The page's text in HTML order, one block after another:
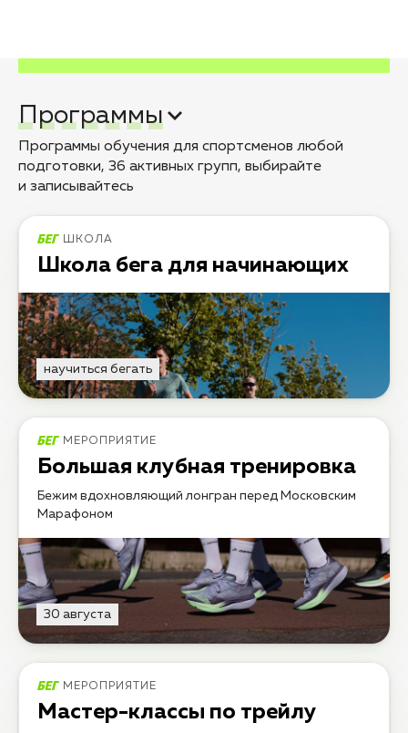
Программы
Программы обучения для спортсменов любой
подготовки, 36 активных групп, выбирайте
и записывайтесь
ШКОЛА
Школа бега для начинающих
научиться бегать
МЕРОПРИЯТИЕ
Большая клубная тренировка
Бежим вдохновляющий лонгран перед Московским
Марафоном
30 августа
МЕРОПРИЯТИЕ
Мастер-классы по трейлу